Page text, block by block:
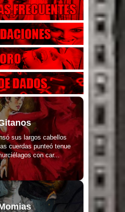
sus largos cabellos
cuerdas punteó tenue
con car...